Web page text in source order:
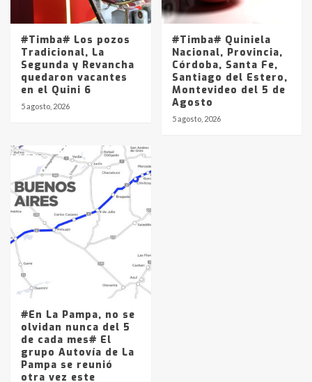
#Timba# Los pozos
Tradicional, La
Segunda y Revancha
quedaron vacantes
en el Quini 6
5 agosto, 2026
#Timba# Quiniela
Nacional, Provincia,
Córdoba, Santa Fe,
Santiago del Estero,
Montevideo del 5 de
Agosto
5 agosto, 2026
#En La Pampa, no se
olvidan nunca del 5
de cada mes# El
grupo Autovía de La
Pampa se reunió
otra vez este